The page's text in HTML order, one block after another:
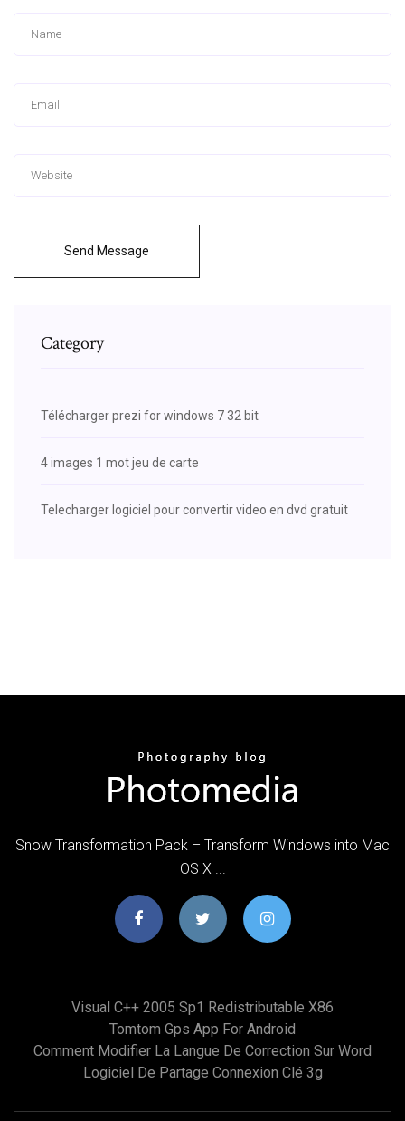
Send Message
Category
Télécharger prezi for windows 7 32 bit
4 images 1 mot jeu de carte
Telecharger logiciel pour convertir video en dvd gratuit
Snow Transformation Pack – Transform Windows into Mac
OS X ...
Visual C++ 2005 Sp1 Redistributable X86
Tomtom Gps App For Android
Comment Modifier La Langue De Correction Sur Word
Logiciel De Partage Connexion Clé 3g